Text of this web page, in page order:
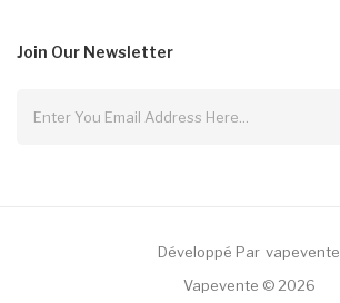
Join Our Newsletter
Développé Par Vapevente
Vapevente © 2026